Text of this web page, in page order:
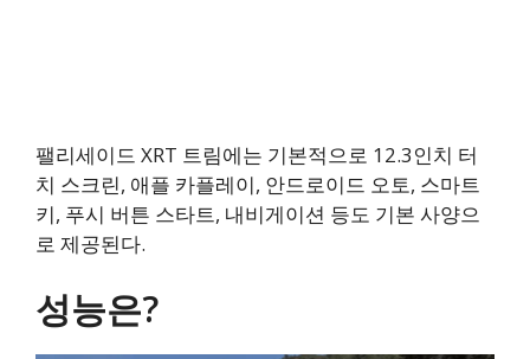
팰리세이드 XRT 트림에는 기본적으로 12.3인치 터
치 스크린, 애플 카플레이, 안드로이드 오토, 스마트
키, 푸시 버튼 스타트, 내비게이션 등도 기본 사양으
로 제공된다.
성능은?